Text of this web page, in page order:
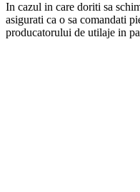
In cazul in care doriti sa
asigurati ca o sa comandati
producatorului de utilaje in